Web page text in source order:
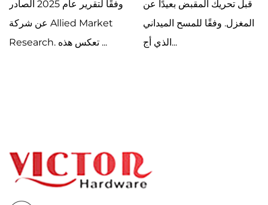
وفقًا لتقرير عام 2025 الصادر
عن شركة Allied Market
Research. تعكس هذه ...
قبل تحريك المقبض بعيدًا عن
المغزل. وفقًا للمسح الميداني
الذي أج...